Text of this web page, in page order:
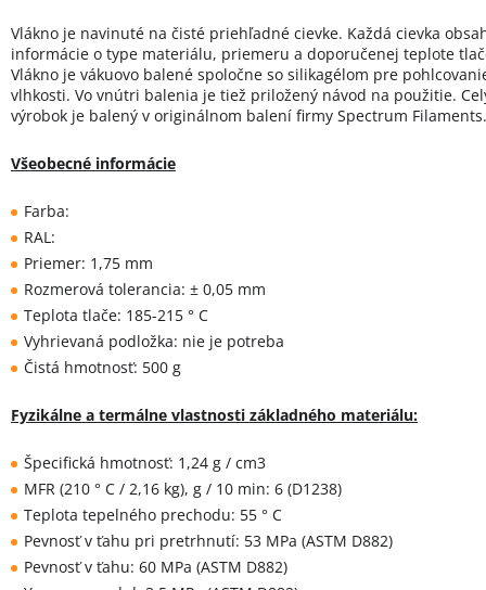
Vlákno je navinuté na čisté priehľadné cievke. Každá cievka
informácie o type materiálu, priemeru a doporučenej teplote
Vlákno je vákuovo balené spoločne so silikagélom pre
vlhkosti. Vo vnútri balenia je tiež priložený návod na použitie.
výrobok je balený v originálnom balení firmy Spectrum Filaments.
Všeobecné informácie
Farba:
RAL:
Priemer: 1,75 mm
Rozmerová tolerancia: ± 0,05 mm
Teplota tlače: 185-215 ° C
Vyhrievaná podložka: nie je potreba
Čistá hmotnosť: 500 g
Fyzikálne a termálne vlastnosti základného materiálu:
Špecifická hmotnosť: 1,24 g / cm3
MFR (210 ° C / 2,16 kg), g / 10 min: 6 (D1238)
Teplota tepelného prechodu: 55 ° C
Pevnosť v ťahu pri pretrhnutí: 53 MPa (ASTM D882)
Pevnosť v ťahu: 60 MPa (ASTM D882)